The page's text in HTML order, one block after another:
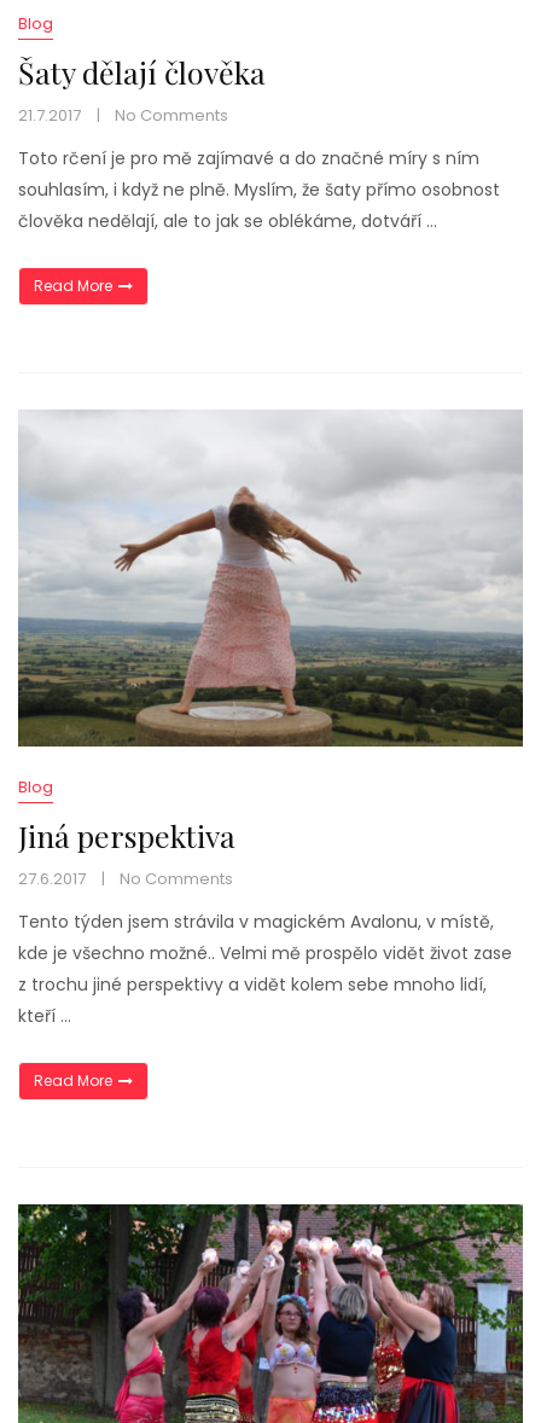
Blog
Šaty dělají člověka
21.7.2017 No Comments
Toto rčení je pro mě zajímavé a do značné míry s ním
souhlasím, i když ne plně. Myslím, že šaty přímo osobnost
člověka nedělají, ale to jak se oblékáme, dotváří …
Read More„Šaty dělají člověka“
Blog
Jiná perspektiva
27.6.2017 No Comments
Tento týden jsem strávila v magickém Avalonu, v místě,
kde je všechno možné.. Velmi mě prospělo vidět život zase
z trochu jiné perspektivy a vidět kolem sebe mnoho lidí,
kteří …
Read More„Jiná perspektiva“